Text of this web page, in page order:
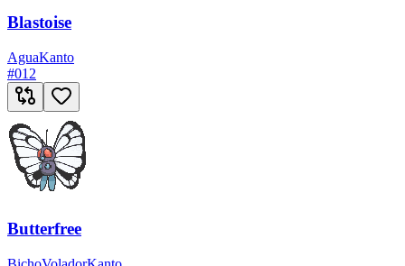
Blastoise
AguaKanto
#012
Butterfree